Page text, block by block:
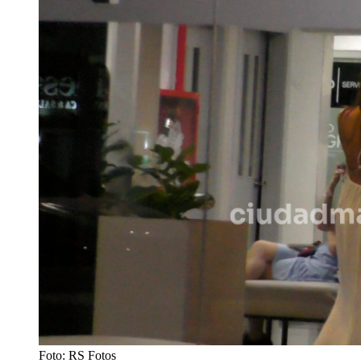
Foto: RS Fotos